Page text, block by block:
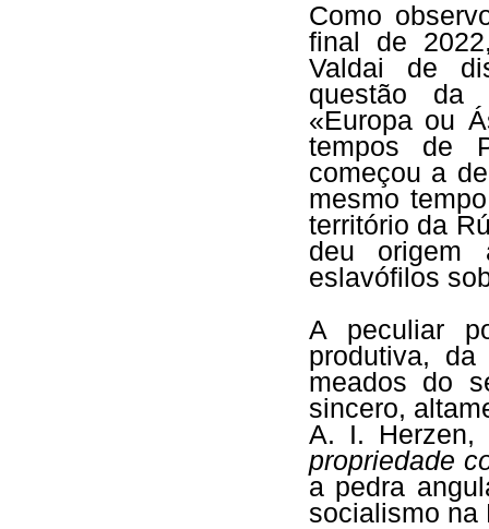
Como
final de
Valdai de
questão da
«Europa ou
tempos de
começou a
mesmo
território da
deu origem
eslavófilos
A peculiar
produtiva,
meados do
sincero,
A. I. Herzen,
propriedade
a pedra
socialismo